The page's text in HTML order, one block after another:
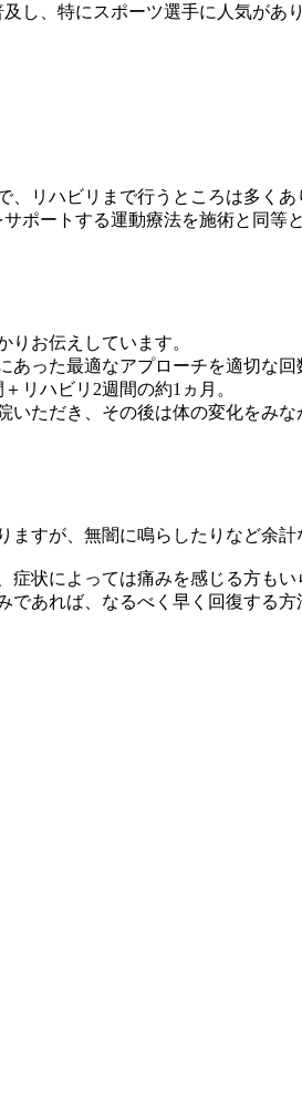
し、特にスポーツ選手に人気があり
リハビリまで行うところは多くあ
ポートする運動療法を施術と同等
りお伝えしています。
った最適なアプローチを適切な
リハビリ2週間の約1ヵ月。
ただき、その後は体の変化をみな
ますが、無闇に鳴らしたりなど余
症状によっては痛みを感じる方も
あれば、なるべく早く回復する方